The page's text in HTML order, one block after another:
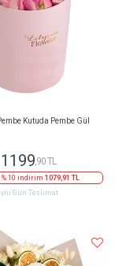
Kutuda Pembe Gül
1199,90 TL
% 10 indirim 1079,91 TL
Gün Teslimat